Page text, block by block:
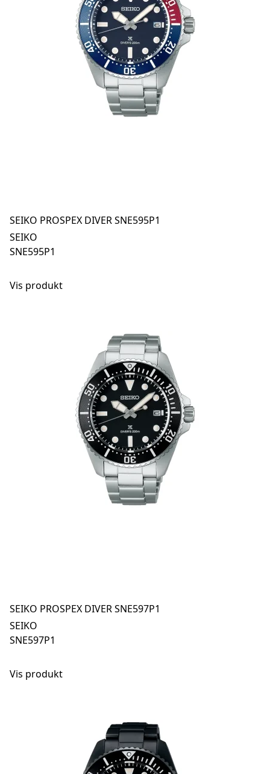
SEIKO PROSPEX DIVER SNE595P1
SEIKO
SNE595P1
Vis produkt
SEIKO PROSPEX DIVER SNE597P1
SEIKO
SNE597P1
Vis produkt